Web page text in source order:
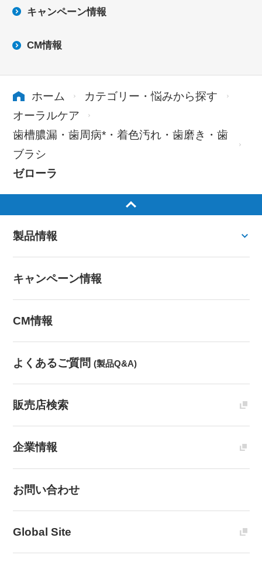
キャンペーン情報
CM情報
ホーム
カテゴリー・悩みから探す
オーラルケア
歯槽膿漏・歯周病*・着色汚れ・歯磨き・歯
ブラシ
ゼローラ
製品情報
キャンペーン情報
CM情報
よくあるご質問 (製品Q&A)
販売店検索
企業情報
お問い合わせ
Global Site